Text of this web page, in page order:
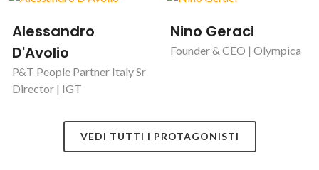
Alessandro
D'Avolio
P&T People Partner Italy Sr
Director | IGT
Nino Geraci
Founder & CEO | Olympica
VEDI TUTTI I PROTAGONISTI